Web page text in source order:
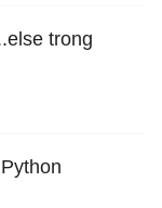
trong